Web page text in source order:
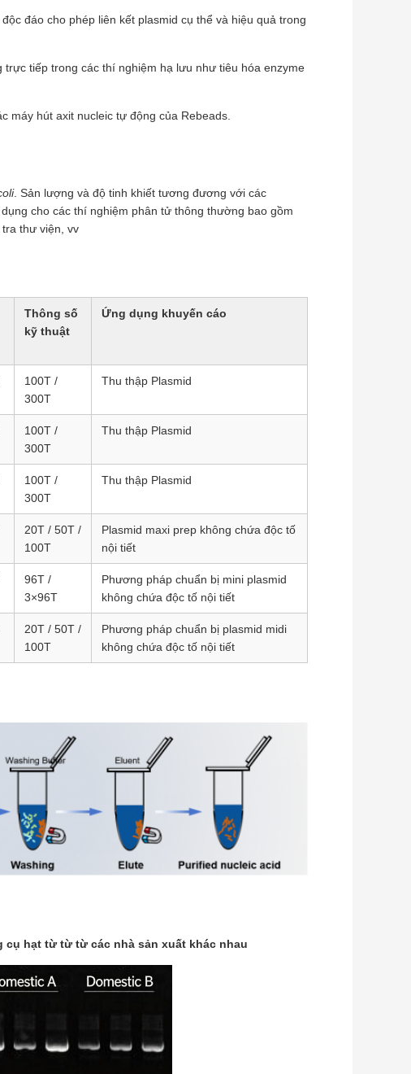
đáo cho phép liên kết plasmid cụ thể và hiệu quả trong
tiếp trong các thí nghiệm hạ lưu như tiêu hóa enzyme
máy hút axit nucleic tự động của Rebeads.
. Sản lượng và độ tinh khiết tương đương với các
cho các thí nghiệm phân tử thông thường bao gồm
thư viện, vv
Thông số
kỹ thuật
Ứng dụng khuyến cáo
100T /
300T
Thu thập Plasmid
100T /
300T
Thu thập Plasmid
100T /
300T
Thu thập Plasmid
20T / 50T /
100T
Plasmid maxi prep không chứa độc tố
nội tiết
96T /
3×96T
Phương pháp chuẩn bị mini plasmid
không chứa độc tố nội tiết
20T / 50T /
100T
Phương pháp chuẩn bị plasmid midi
không chứa độc tố nội tiết
cụ hạt từ từ từ các nhà sản xuất khác nhau